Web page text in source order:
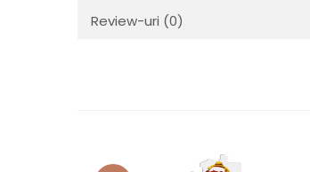
Review-uri (0)